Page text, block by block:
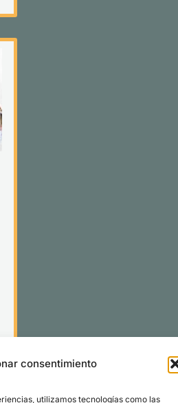
consentimiento
utilizamos tecnologías como las